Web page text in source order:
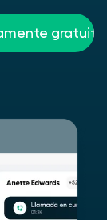
gratuita